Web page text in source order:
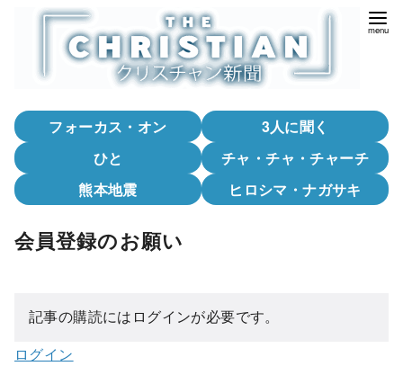
フォーカス・オン
3人に聞く
ひと
チャ・チャ・チャーチ
熊本地震
ヒロシマ・ナガサキ
会員登録のお願い
記事の購読にはログインが必要です。
ログイン